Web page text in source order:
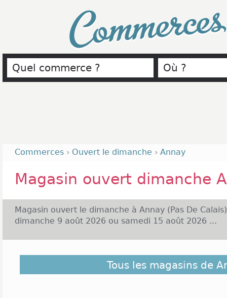
Commerces › Ouvert le dimanche › Annay
Magasin ouvert dimanche
Magasin ouvert le dimanche à Annay (Pas De
dimanche 9 août 2026 ou samedi 15 août 2026 ...
Découvrez dans la liste ci-dessous les magasins
ceux situés à proximité. Ils sont classés du plus
Tous les magasins de